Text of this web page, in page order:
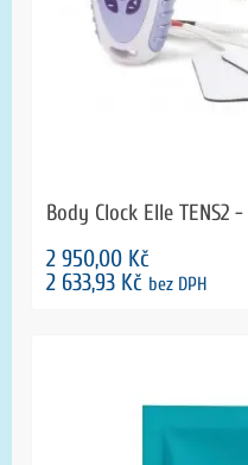
Body Clock Elle
2 950,00 Kč
2 633,93 Kč bez DPH